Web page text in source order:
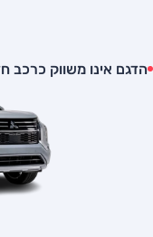
הדגם אינו משווק כרכב